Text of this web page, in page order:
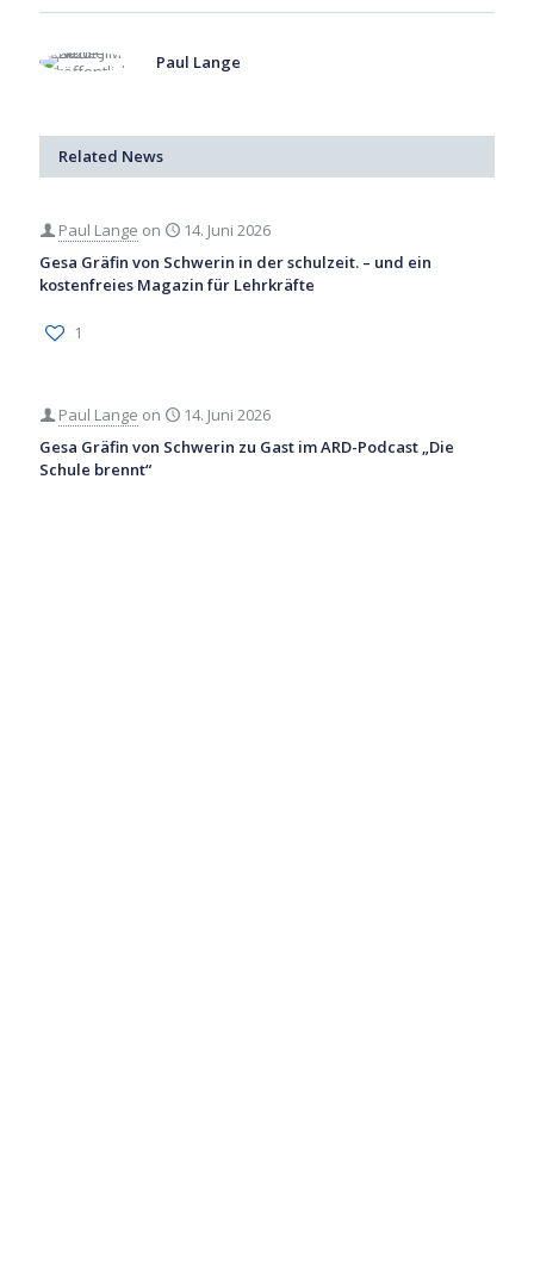
Paul Lange
Related News
Paul Lange on
14. Juni 2026
Gesa Gräfin von Schwerin in der schulzeit. – und ein
kostenfreies Magazin für Lehrkräfte
1
Paul Lange on
14. Juni 2026
Gesa Gräfin von Schwerin zu Gast im ARD-Podcast „Die
Schule brennt“